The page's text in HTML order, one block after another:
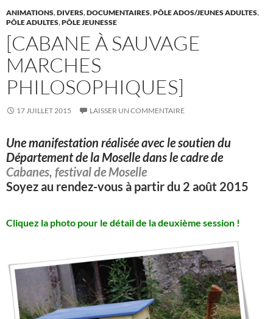
k
ANIMATIONS,DIVERS,DOCUMENTAIRES,PÔLE ADOS/JEUNES ADULTES,
PÔLE ADULTES,PÔLE JEUNESSE
[CABANE À SAUVAGE
MARCHES
PHILOSOPHIQUES]
17 JUILLET 2015 LAISSER UN COMMENTAIRE
Une manifestation réalisée avec le soutien du
Département de la Moselle dans le cadre de
Cabanes, festival de Moselle
Soyez au rendez-vous à partir du 2 août 2015
Cliquez la photo pour le détail de la deuxième session !